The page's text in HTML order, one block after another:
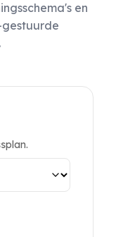
en